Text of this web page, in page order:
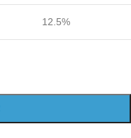
12.5%